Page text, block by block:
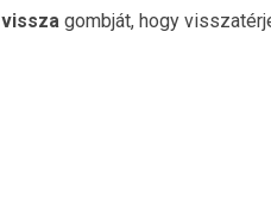
vissza gombját, hogy